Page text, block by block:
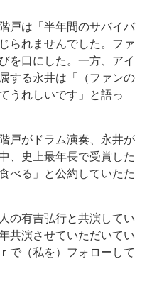
戸は「半年間のサバイバ
られませんでした。ファ
を口にした。一方、アイ
する永井は「（ファンの
うれしいです」と語っ
戸がドラム演奏、永井が
、史上最年長で受賞した
べる」と公約していたた
の有吉弘行と共演してい
共演させていただいてい
で（私を）フォローして